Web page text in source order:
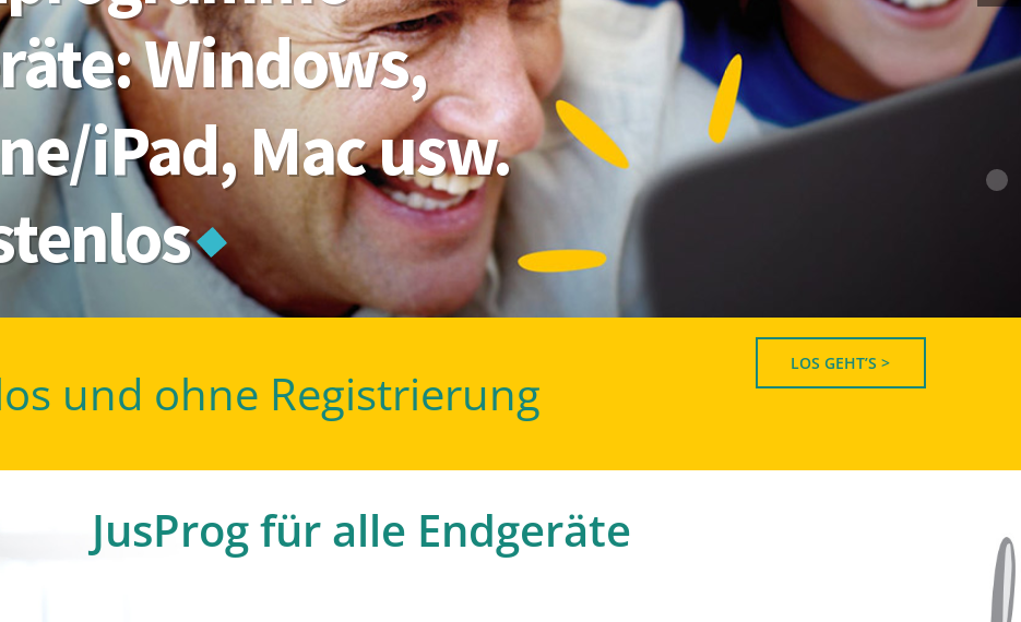
iPad, Mac usw.
Windows,
und ohne Registrierung
LOS GEHT’S >
JusProg für alle Endgeräte